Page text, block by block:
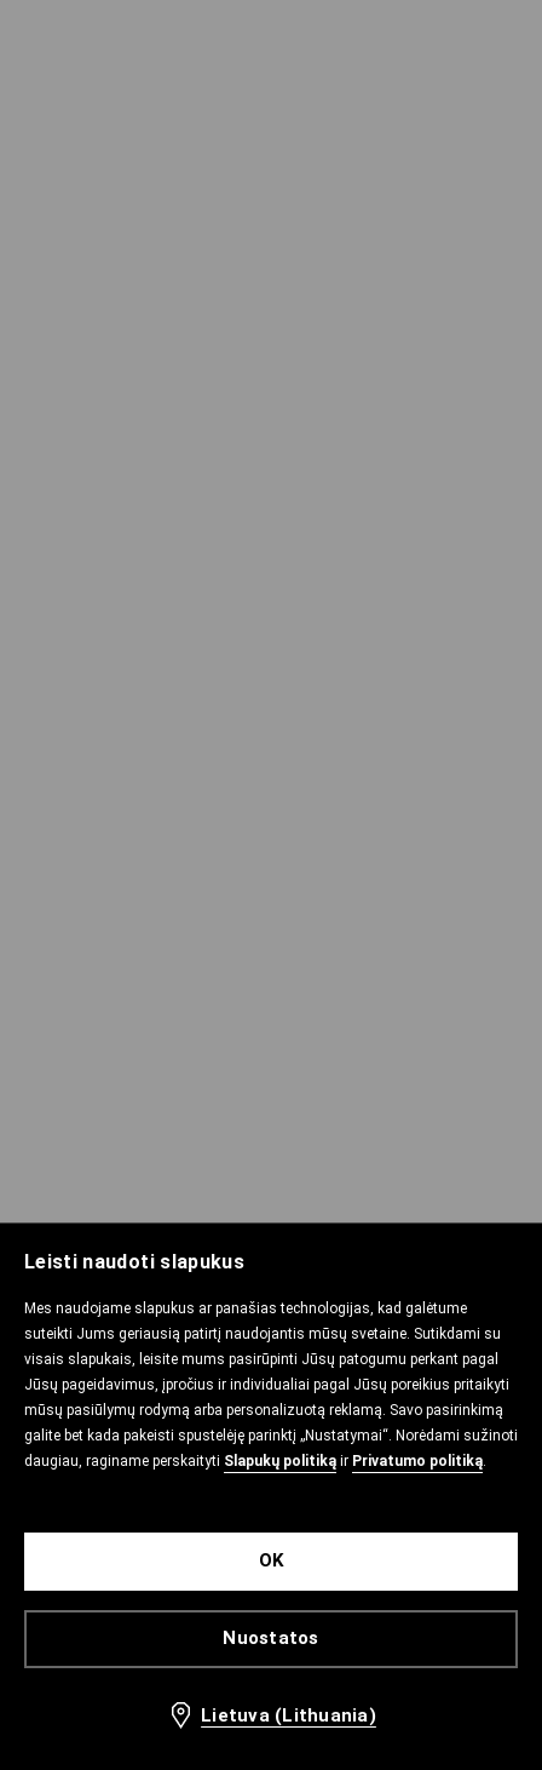
Leisti naudoti slapukus
Mes naudojame slapukus ar panašias technologijas, kad galėtume
suteikti Jums geriausią patirtį naudojantis mūsų svetaine. Sutikdami su
visais slapukais, leisite mums pasirūpinti Jūsų patogumu perkant pagal
Jūsų pageidavimus, įpročius ir individualiai pagal Jūsų poreikius pritaikyti
mūsų pasiūlymų rodymą arba personalizuotą reklamą. Savo pasirinkimą
galite bet kada pakeisti spustelėję parinktį „Nustatymai“. Norėdami sužinoti
daugiau, raginame perskaityti Slapukų politiką ir Privatumo politiką.
Nuostatos
OK
Lietuva (Lithuania)